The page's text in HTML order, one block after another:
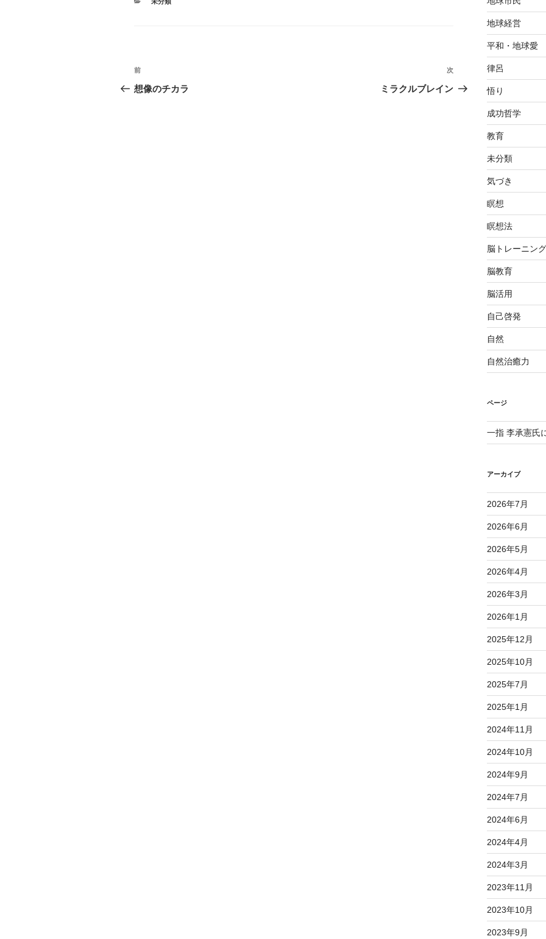
投
稿
前
の
前
想像のチカラ
次
の
次
ミラクルブレイン
地球経営
平和・地球愛
律呂
悟り
成功哲学
教育
未分類
気づき
瞑想
瞑想法
脳トレーニング
脳教育
脳活用
自己啓発
自然
自然治癒力
ページ
一指 李承憲氏
アーカイブ
2026年7月
2026年6月
2026年5月
2026年4月
2026年3月
2026年1月
2025年12月
2025年10月
2025年7月
2025年1月
2024年11月
2024年10月
2024年9月
2024年7月
2024年6月
2024年4月
2024年3月
2023年11月
2023年10月
2023年9月